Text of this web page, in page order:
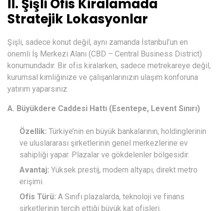
II. Şişli Ofis Kiralamada
Stratejik Lokasyonlar
Şişli, sadece konut değil, aynı zamanda İstanbul’un en
önemli İş Merkezi Alanı (CBD – Central Business District)
konumundadır. Bir ofis kiralarken, sadece metrekareye değil,
kurumsal kimliğinize ve çalışanlarınızın ulaşım konforuna
yatırım yaparsınız.
A. Büyükdere Caddesi Hattı (Esentepe, Levent Sınırı)
Özellik: Türkiye’nin en büyük bankalarının, holdinglerinin
ve uluslararası şirketlerinin genel merkezlerine ev
sahipliği yapar. Plazalar ve gökdelenler bölgesidir.
Avantaj: Yüksek prestij, modern altyapı, direkt metro
erişimi.
Ofis Türü: A Sınıfı plazalarda, teknoloji ve finans
şirketlerinin tercih ettiği büyük kat ofisleri.